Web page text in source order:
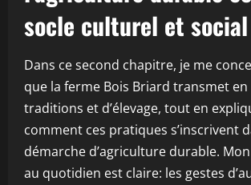
socle culturel et social
Dans ce second chapitre, je me
que la ferme Bois Briard transmet
traditions et d’élevage, tout en
comment ces pratiques s’inscrivent
démarche d’agriculture durable.
au quotidien est claire: les gestes